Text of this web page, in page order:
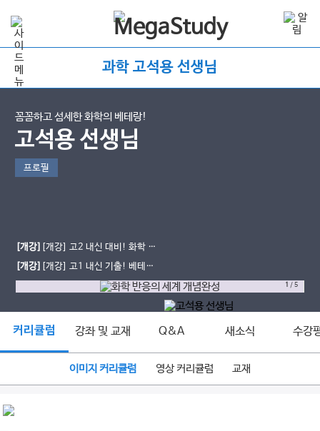
과학 고석용 선생님
꼼꼼하고 섬세한 화학의 베테랑!
고석용 선생님
프로필
[개강] [개강] 고2 내신 대비! 화학 반
응의 세계 베테랑의 개념완성 (진로선
택)
[개강] [개강] 고1 내신 기출! 베테랑
의 완자 기출PICK 통합과학2(문제풀
1 /5
커리큘럼 강좌 및 교재 Q&A 새소식 수강
이미지 커리큘럼 영상 커리큘럼 교재